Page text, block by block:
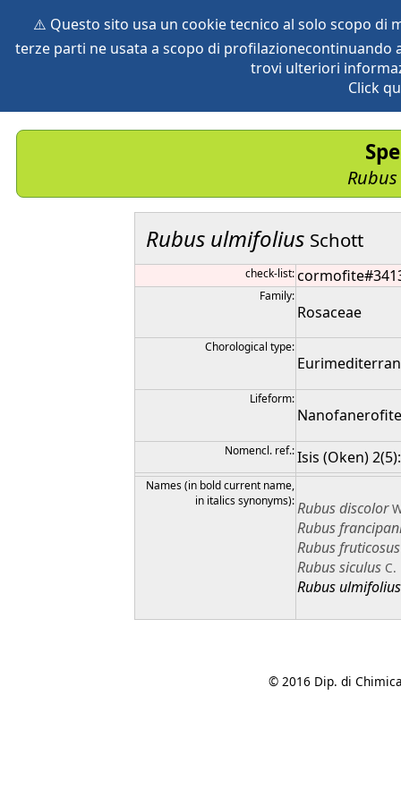
⚠️ Questo sito usa un cookie tecnico al solo scopo di
terze parti ne usata a scopo di
trovi ulteriori
Click
vegetation global db
Rubus
Rubus ulmifolius Schott
check-list:
Family:
Rosaceae
Chorological type:
Lifeform:
Nanofanerofite
Nomencl. ref.:Isis (Oken)
Names (in bold current name,
in italics synonyms):Rubusdiscolor
Rubus
Rubusfruticosus
Rubussiculus C.
Rubusulmifolius
© 2016 Dip. di